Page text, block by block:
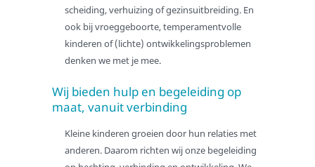
scheiding, verhuizing of gezinsuitbreiding. En
ook bij vroeggeboorte, temperamentvolle
kinderen of (lichte) ontwikkelingsproblemen
denken we met je mee.
Wij bieden hulp en begeleiding op
maat, vanuit verbinding
Kleine kinderen groeien door hun relaties met
anderen. Daarom richten wij onze begeleiding
Aanmelden
Over TiGO
Missie en visie
Samenwerken
Vertrouwenspersoon akj